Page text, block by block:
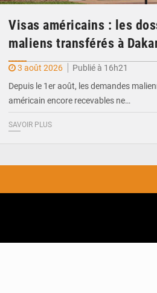
Visas américains : les
maliens transférés à
3 août 2026
Publié à 16h21
Depuis le 1er août, les demandes
américain encore recevables ne…
SAVOIR PLUS